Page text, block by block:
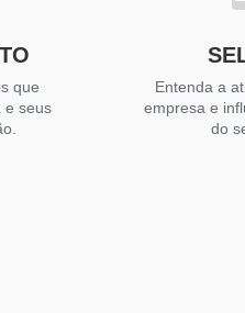
que
e seus
Entenda a
empresa e
do